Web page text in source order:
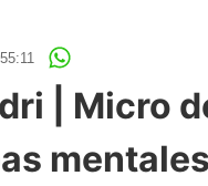
| Micro